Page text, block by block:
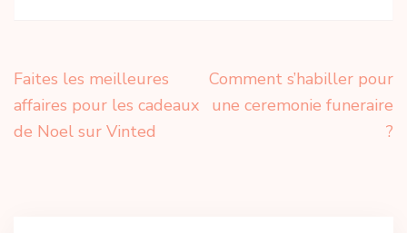
Navigation
de
l’article
Faites les meilleures
affaires pour les cadeaux
de Noel sur Vinted
Comment s’habiller pour
une ceremonie funeraire
?